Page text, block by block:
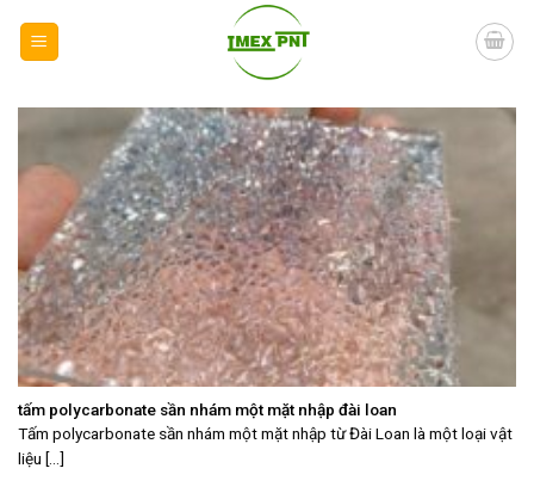
tấm polycarbonate sần nhám một mặt nhập đài loan
Tấm polycarbonate sần nhám một mặt nhập từ Đài Loan là một loại vật
liệu [...]